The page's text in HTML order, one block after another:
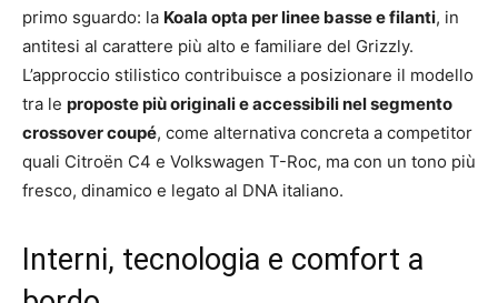
primo sguardo: la Koala opta per linee basse e filanti, in
antitesi al carattere più alto e familiare del Grizzly.
L’approccio stilistico contribuisce a posizionare il modello
tra le proposte più originali e accessibili nel segmento
crossover coupé, come alternativa concreta a competitor
quali Citroën C4 e Volkswagen T-Roc, ma con un tono più
fresco, dinamico e legato al DNA italiano.
Interni, tecnologia e comfort a